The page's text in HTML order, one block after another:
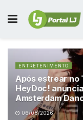
ENTRETENIMENTO
Após estrear no
HeyDoc!
Amsterdam
06/08/2026